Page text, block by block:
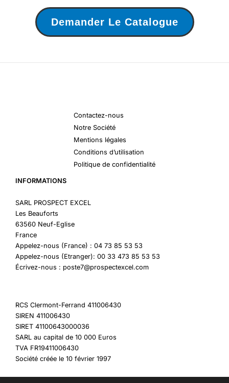
Demander Le Catalogue
Contactez-nous
Notre Société
Mentions légales
Conditions d’utilisation
Politique de confidentialité
INFORMATIONS
SARL PROSPECT EXCEL
Les Beauforts
63560 Neuf-Eglise
France
Appelez-nous (France) : 04 73 85 53 53
Appelez-nous (Etranger): 00 33 473 85 53 53
Écrivez-nous : poste7@prospectexcel.com
RCS Clermont-Ferrand 411006430
SIREN 411006430
SIRET 41100643000036
SARL au capital de 10 000 Euros
TVA FR19411006430
Société créée le 10 février 1997